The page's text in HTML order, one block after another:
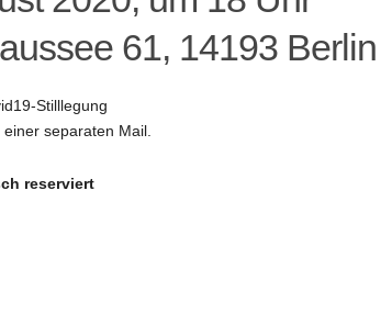
61, 14193 Berlin
Stilllegung
separaten Mail.
reserviert